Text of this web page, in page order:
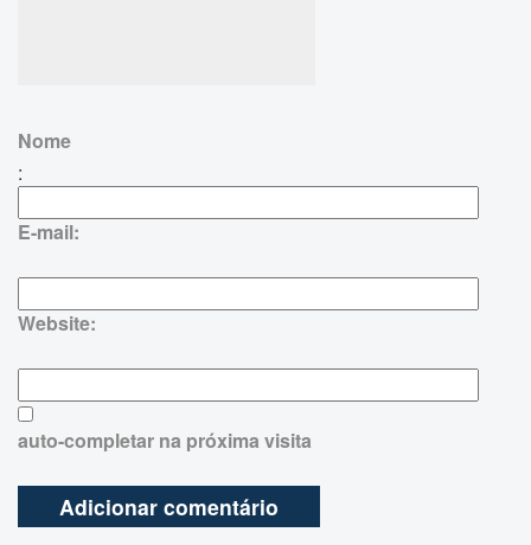
Nome
:
E-mail:
Website:
auto-completar na próxima visita